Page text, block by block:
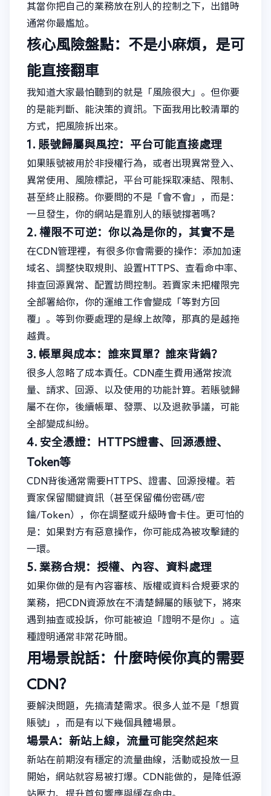
其當你把自己的業務放在別人的控制之下，出錯時
通常你最尷尬。
核心風險盤點：不是小麻煩，是可
能直接翻車
我知道大家最怕聽到的就是「風險很大」。但你要
的是能判斷、能決策的資訊。下面我用比較清單的
方式，把風險拆出來。
1. 賬號歸屬與風控：平台可能直接處理
如果賬號被用於非授權行為，或者出現異常登入、
異常使用、風險標記，平台可能採取凍結、限制、
甚至終止服務。你要問的不是「會不會」，而是：
一旦發生，你的網站是靠別人的賬號撐著嗎？
2. 權限不可逆：你以為是你的，其實不是
在CDN管理裡，有很多你會需要的操作：添加加速
域名、調整快取規則、設置HTTPS、查看命中率、
排查回源異常、配置訪問控制。若賣家未把權限完
全部署給你，你的運維工作會變成「等對方回
覆」。等到你要處理的是線上故障，那真的是越拖
越貴。
3. 帳單與成本：誰來買單？誰來背鍋？
很多人忽略了成本責任。CDN產生費用通常按流
量、請求、回源、以及使用的功能計算。若賬號歸
屬不在你，後續帳單、發票、以及退款爭議，可能
全部變成糾紛。
4. 安全憑證：HTTPS證書、回源憑證、
Token等
CDN背後通常需要HTTPS、證書、回源授權。若
賣家保留關鍵資訊（甚至保留備份密碼/密
鑰/Token），你在調整或升級時會卡住。更可怕的
是：如果對方有惡意操作，你可能成為被攻擊鏈的
一環。
5. 業務合規：授權、內容、資料處理
如果你做的是有內容審核、版權或資料合規要求的
業務，把CDN資源放在不清楚歸屬的賬號下，將來
遇到抽查或投訴，你可能被迫「證明不是你」。這
種證明通常非常花時間。
用場景說話：什麼時候你真的需要
CDN？
要解決問題，先搞清楚需求。很多人並不是「想買
賬號」，而是有以下幾個具體場景。
場景A：新站上線，流量可能突然起來
新站在前期沒有穩定的流量曲線，活動或投放一旦
開始，網站就容易被打爆。CDN能做的，是降低源
站壓力、提升首包響應與緩存命中。